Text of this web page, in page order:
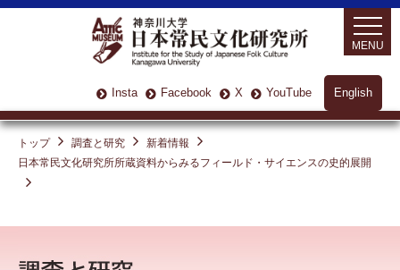
English
Insta Facebook X YouTube
MENU
トップ 調査と研究
新着情報
日本常民文化研究所所蔵資料からみるフィールド・サイエンスの史的展開